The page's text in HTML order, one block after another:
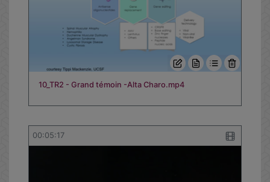
10_TR2 - Grand témoin -Alta Charo.mp4
00:05:17